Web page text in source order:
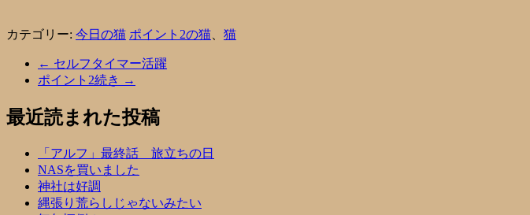
カテゴリー: 今日の猫 ポイント2の猫 猫
← セルフタイマー活躍
ポイント2続き →
最近読まれた投稿
「アルフ」最終話 旅立ちの日
NASを買いました
神社は好調
縄張り荒らしじゃないみたい